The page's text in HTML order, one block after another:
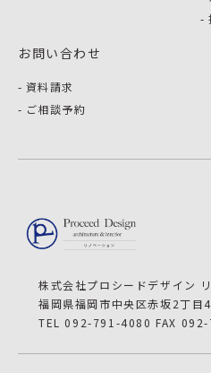
お問い合わせ
資料請求
ご相談予約
株式会社プロシードデザイン
福岡県福岡市中央区赤坂2丁
TEL 092-791-4080 FAX